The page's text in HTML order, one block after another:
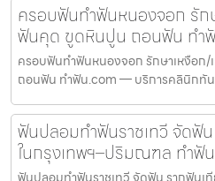
ครอบฟันทำฟันหนองจอก รัก
ฟันคุด ขูดหินปูน ถอนฟัน ทำ
ครอบฟันทำฟันหนองจอก รักษาเหงือก
ถอนฟัน ทำฟัน.com — บริการคลินิกทัน
ฟันปลอมทำฟันราชเทวี จัดฟั
ในกรุงเทพฯ–ปริมณฑล ทำฟั